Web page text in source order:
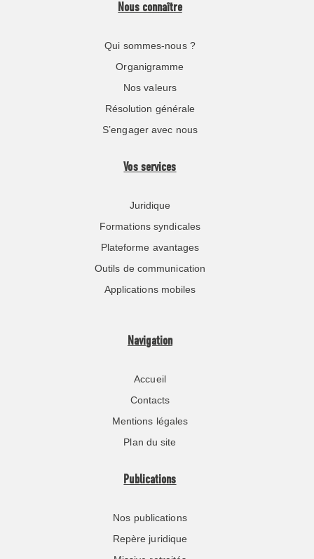
Nous connaître
Qui sommes-nous ?
Organigramme
Nos valeurs
Résolution générale
S’engager avec nous
Vos services
Juridique
Formations syndicales
Plateforme avantages
Outils de communication
Applications mobiles
Navigation
Accueil
Contacts
Mentions légales
Plan du site
Publications
Nos publications
Repère juridique